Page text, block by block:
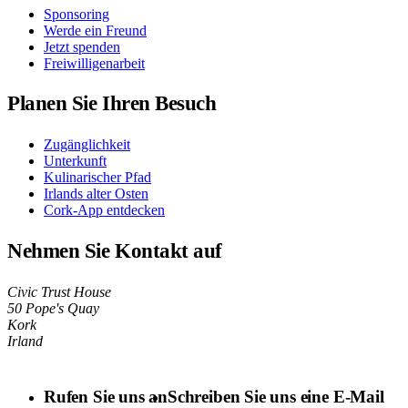
Sponsoring
Werde ein Freund
Jetzt spenden
Freiwilligenarbeit
Planen Sie Ihren Besuch
Zugänglichkeit
Unterkunft
Kulinarischer Pfad
Irlands alter Osten
Cork-App entdecken
Nehmen Sie Kontakt auf
Civic Trust House
50 Pope's Quay
Kork
Irland
Rufen Sie uns anSchreiben Sie uns eine E-Mail